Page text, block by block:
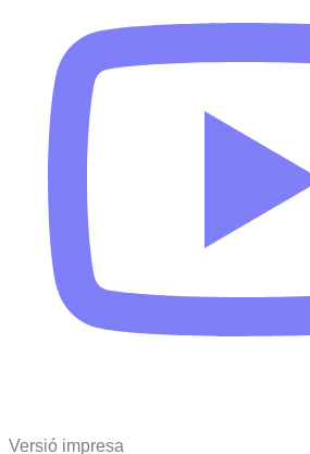
Versió impresa